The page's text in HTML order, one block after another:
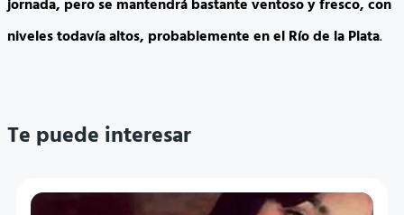
jornada, pero se mantendrá bastante ventoso y fresco, con
niveles todavía altos, probablemente en el Río de la Plata.
Te puede interesar